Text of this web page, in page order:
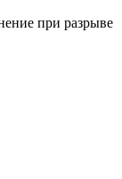
при разрыве